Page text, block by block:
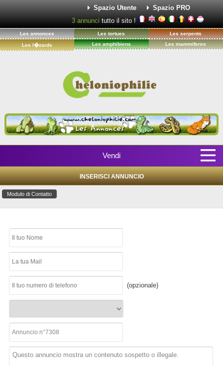
Spazio Utente
Spazio PRO
3 annunci tutto il sito !
Les annonces Les tortues Les serpents
Les l�zards Les amphibiens Les mammiferes
Vendi
INSERISCI ANNUNCIO
Modulo di Contatto
(opzionale)